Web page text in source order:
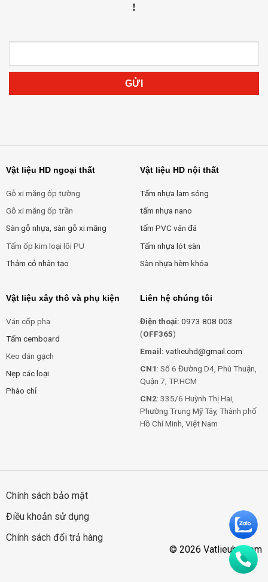
!
Vật liệu HD ngoại thất
Gỗ xi măng ốp tường
Gỗ xi măng ốp trần
Sàn gỗ nhựa, sàn gỗ xi măng
Tấm ốp kim loại lõi PU
Thảm cỏ nhân tạo
Vật liệu HD nội thất
Tấm nhựa lam sóng
tấm nhựa nano
tấm PVC vân đá
Tấm nhựa lót sàn
Sàn nhựa hèm khóa
Vật liệu xây thô và phụ kiện
Ván cốp pha
Tấm cemboard
Keo dán gạch
Nẹp các loại
Phào chỉ
Liên hệ chúng tôi
Điện thoại: 0973 808 003
(OFF365)
Email: vatlieuhd@gmail.com
CN1: Số 6 Đường D4, Phú Thuận,
Quận 7, TP.HCM
CN2: 335/6 Huỳnh Thị Hai,
Phường Trung Mỹ Tây, Thành phố
Hồ Chí Minh, Việt Nam
Chính sách bảo mật
Điều khoản sử dụng
Chính sách đổi trả hàng
© 2026 Vatlieuhd.com